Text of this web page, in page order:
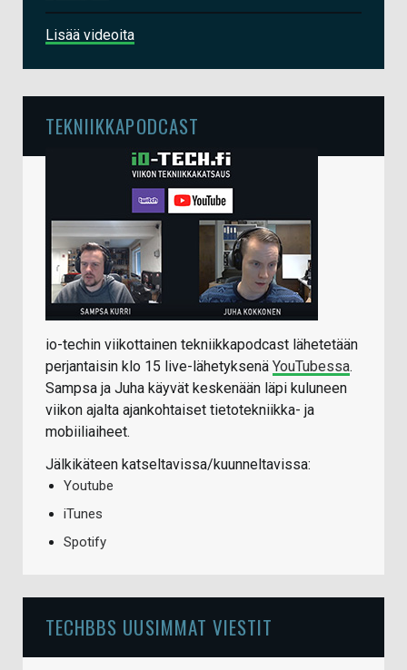
Lisää videoita
TEKNIIKKAPODCAST
io-techin viikottainen tekniikkapodcast lähetetään
perjantaisin klo 15 live-lähetyksenä YouTubessa.
Sampsa ja Juha käyvät keskenään läpi kuluneen
viikon ajalta ajankohtaiset tietotekniikka- ja
mobiiliaiheet.
Jälkikäteen katseltavissa/kuunneltavissa:
Youtube
iTunes
Spotify
TECHBBS UUSIMMAT VIESTIT